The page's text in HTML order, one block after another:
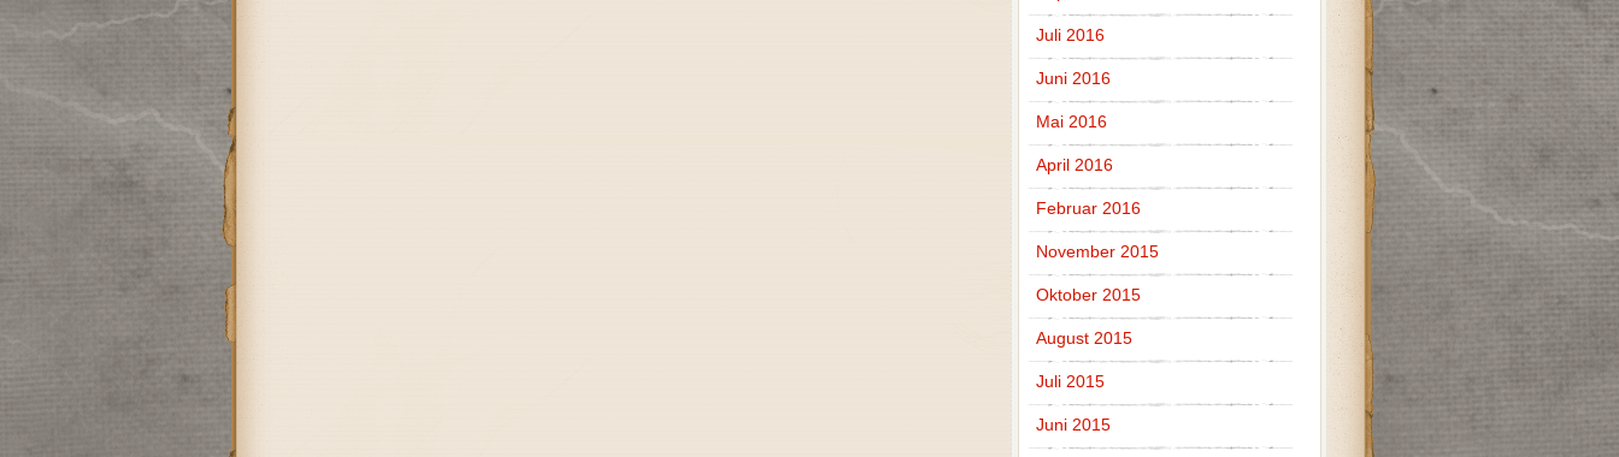
Juli 2016
Juni 2016
Mai 2016
April 2016
Februar 2016
November 2015
Oktober 2015
August 2015
Juli 2015
Juni 2015